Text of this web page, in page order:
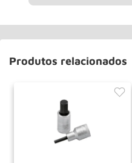
Produtos relacionados